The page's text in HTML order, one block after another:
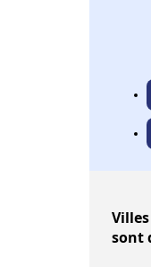
Villes
sont